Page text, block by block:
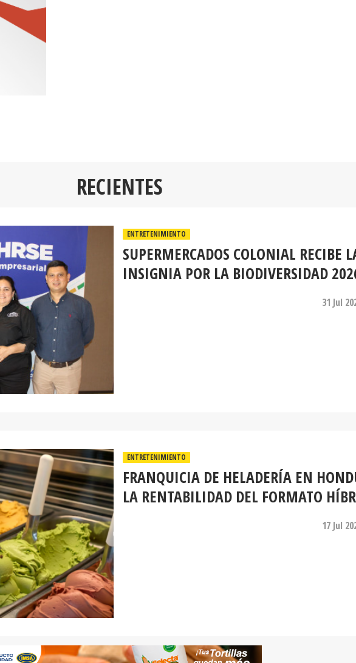
RECIENTES
ENTRETENIMIENTO
SUPERMERCADOS COLONIAL RECIBE
INSIGNIA POR LA BIODIVERSIDAD
31 Jul
ENTRETENIMIENTO
FRANQUICIA DE HELADERÍA EN
LA RENTABILIDAD DEL FORMATO
17 Jul